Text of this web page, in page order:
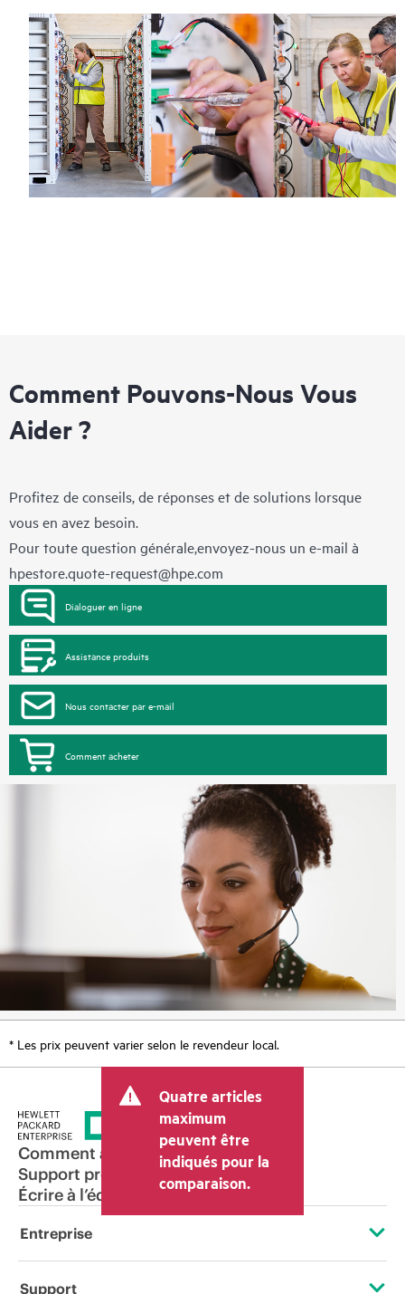
Comment Pouvons-Nous Vous
Aider ?
Profitez de conseils, de réponses et de solutions lorsque
vous en avez besoin.
Pour toute question générale,envoyez-nous un e-mail à
hpestore.quote-request@hpe.com
Dialoguer en ligne
Assistance produits
Nous contacter par e-mail
Comment acheter
* Les prix peuvent varier selon le revendeur local.
Quatre articles
maximum
peuvent être
indiqués pour la
comparaison.
Comment acheter
Support produit
Écrire à l’équipe commerciale
Entreprise
À propos de HPE
Support